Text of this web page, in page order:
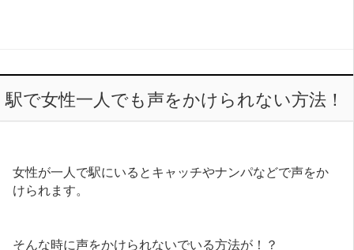
駅で女性一人でも声をかけられない方法！
女性が一人で駅にいるとキャッチやナンパなどで声をか
けられます。
そんな時に声をかけられないでいる方法が！？